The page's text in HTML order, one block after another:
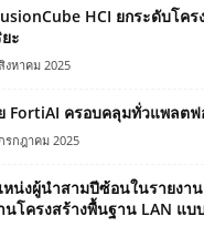
HCI ยกระดับโค
ะ
งหาคม 2025
FortiAI ครอบคลุมทั่วแพลต
รกฎาคม 2025
หน่งผู้นำสามปีซ้อนในรายงา
โครงสร้างพื้นฐาน LAN แบ